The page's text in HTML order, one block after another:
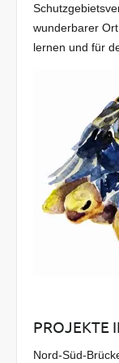
wunderbarer
lernen und für
PROJEKTE
Nord-Süd-